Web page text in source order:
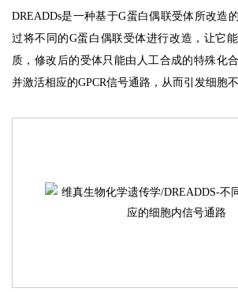
DREADDs是一种基于G蛋白偶联受体所改造
过将不同的G蛋白偶联受体进行改造，让它
质，修改后的受体只能由人工合成的特殊化
并激活相应的GPCR信号通路，从而引发细胞